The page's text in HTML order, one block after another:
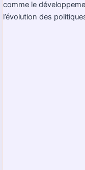
comme le
l’évolution des